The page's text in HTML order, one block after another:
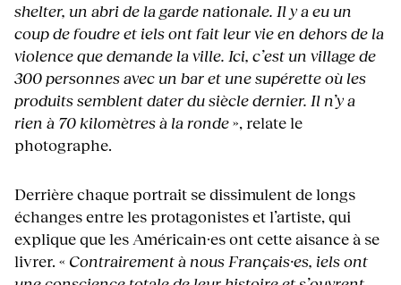
shelter, un abri de la garde nationale. Il y a eu un
coup de foudre et iels ont fait leur vie en dehors de la
violence que demande la ville. Ici, c’est un village de
300 personnes avec un bar et une supérette où les
produits semblent dater du siècle dernier. Il n’y a
rien à 70 kilomètres à la ronde», relate le
photographe.
Derrière chaque portrait se dissimulent de longs
échanges entre les protagonistes et l’artiste, qui
explique que les Américain·es ont cette aisance à se
livrer. « Contrairement à nous Français·es, iels ont